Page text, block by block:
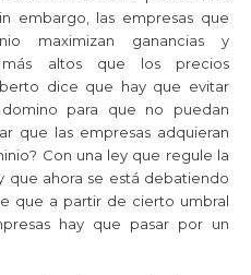
embargo, las empresas que
maximizan ganancias y
altos que los precios
dice que hay que evitar
para que no puedan
que las empresas adquieran
Con una ley que regule la
que ahora se está debatiendo
que a partir de cierto umbral
hay que pasar por un